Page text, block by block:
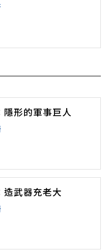
隱形的軍事巨人
造武器充老大